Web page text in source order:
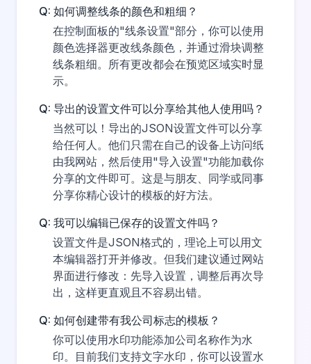
Q: 如何调整线条的颜色和粗细？
在控制面板的"线条设置"部分，你可以使用
颜色选择器更改线条颜色，并通过滑块调整
线条粗细。所有更改都会在预览区域实时显
示。
Q: 导出的设置文件可以分享给其他人使用吗？
当然可以！导出的JSON设置文件可以分享
给任何人。他们只需在自己的设备上访问纸
由我网站，然后使用"导入设置"功能加载你
分享的文件即可。这是与朋友、同学或同事
分享你精心设计的模板的好方法。
Q: 我可以编辑已保存的设置文件吗？
设置文件是JSON格式的，理论上可以用文
本编辑器打开并修改。但我们建议通过网站
界面进行修改：先导入设置，调整后再次导
出，这样更直观且不容易出错。
Q: 如何创建带有我公司标志的模板？
你可以使用水印功能添加公司名称作为水
印。目前我们支持文字水印，你可以设置水